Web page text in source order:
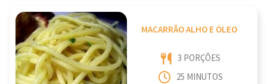
MACARRÃO ALHO E ÓLEO
3 PORÇÕES
25 MINUTOS